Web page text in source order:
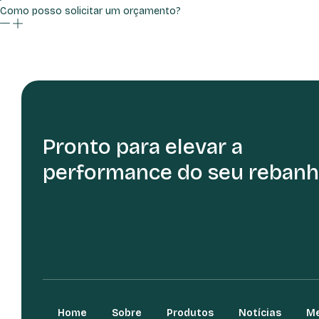
Como posso solicitar um orçamento?
Pronto para elevar a
performance do seu
Home Sobre Produtos Notícias